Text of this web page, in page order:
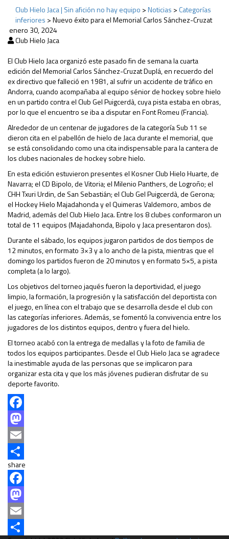
Club Hielo Jaca | Sin afición no hay equipo >Noticias > Categorías
inferiores >Nuevo éxito para el Memorial Carlos Sánchez-Cruzat
enero 30, 2024
Club Hielo Jaca
El Club Hielo Jaca organizó este pasado fin de semana la cuarta
edición del Memorial Carlos Sánchez-Cruzat Duplá, en recuerdo del
ex directivo que falleció en 1981, al sufrir un accidente de tráfico en
Andorra, cuando acompañaba al equipo sénior de hockey sobre hielo
en un partido contra el Club Gel Puigcerdà, cuya pista estaba en obras,
por lo que el encuentro se iba a disputar en Font Romeu (Francia).
Alrededor de un centenar de jugadores de la categoría Sub 11 se
dieron cita en el pabellón de hielo de Jaca durante el memorial, que
se está consolidando como una cita indispensable para la cantera de
los clubes nacionales de hockey sobre hielo.
En esta edición estuvieron presentes el Kosner Club Hielo Huarte, de
Navarra; el CD Bipolo, de Vitoria; el Milenio Panthers, de Logroño; el
CHH Txuri Urdin, de San Sebastián; el Club Gel Puigcerdà, de Gerona;
el Hockey Hielo Majadahonda y el Quimeras Valdemoro, ambos de
Madrid, además del Club Hielo Jaca. Entre los 8 clubes conformaron un
total de 11 equipos (Majadahonda, Bipolo y Jaca presentaron dos).
Durante el sábado, los equipos jugaron partidos de dos tiempos de
12 minutos, en formato 3×3 y a lo ancho de la pista, mientras que el
domingo los partidos fueron de 20 minutos y en formato 5×5, a pista
completa (a lo largo).
Los objetivos del torneo jaqués fueron la deportividad, el juego
limpio, la formación, la progresión y la satisfacción del deportista con
el juego, en línea con el trabajo que se desarrolla desde el club con
las categorías inferiores. Además, se fomentó la convivencia entre los
jugadores de los distintos equipos, dentro y fuera del hielo.
El torneo acabó con la entrega de medallas y la foto de familia de
todos los equipos participantes. Desde el Club Hielo Jaca se agradece
la inestimable ayuda de las personas que se implicaron para
organizar esta cita y que los más jóvenes pudieran disfrutar de su
deporte favorito.
Facebook
Mastodon
Email
Compartir
share
Facebook
Mastodon
Email